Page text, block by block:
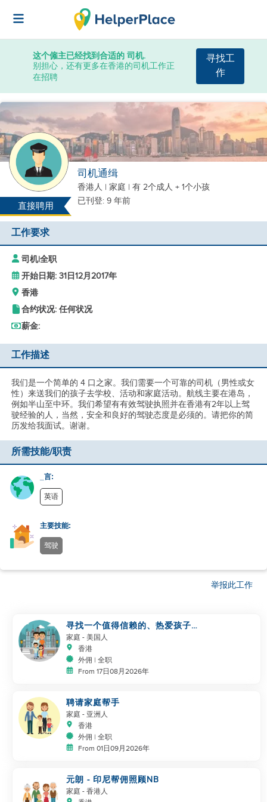
这个僱主已经找到合适的 司机.
别担心，还有更多在香港的司机工作正
在招聘
寻找工
作
直接聘用
司机通缉
香港人 | 家庭 | 有 2个成人 + 1个小孩
已刊登: 9 年前
工作要求
司机|全职
开始日期: 31日12月2017年
香港
合约状况: 任何状况
薪金:
工作描述
我们是一个简单的 4 口之家。我们需要一个可靠的司机（男性或女
性）来送我们的孩子去学校、活动和家庭活动。航线主要在港岛，
例如半山至中环。我们希望有有效驾驶执照并在香港有2年以上驾
驶经验的人，当然，安全和良好的驾驶态度是必须的。请把你的简
历发给我面试。谢谢。
所需技能/职责
_言:
英语
主要技能:
驾驶
举报此工作
寻找一个值得信赖的、热爱孩子的
帮手
家庭 - 美国人
香港
外佣 | 全职
From 17日08月2026年
聘请家庭帮手
家庭 - 亚洲人
香港
外佣 | 全职
From 01日09月2026年
元朗 - 印尼帮佣照顾NB
家庭 - 香港人